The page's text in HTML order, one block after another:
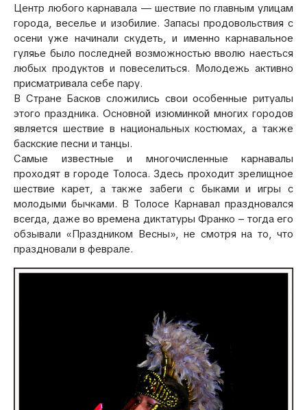
Центр любого карнавала — шествие по главным улицам
города, веселье и изобилие. Запасы продовольствия с
осени уже начинали скудеть, и именно карнавальное
гуляье было последней возможностью вволю наесться
любых продуктов и повеселиться. Молодежь активно
присматривала себе пару.
В Стране Басков сложились свои особенные ритуалы
этого праздника. Основной изюминкой многих городов
является шествие в национальных костюмах, а также
баскские песни и танцы.
Самые известные и многочисленные карнавалы
проходят в городе Толоса. Здесь проходит зрелищное
шествие карет, а также забеги с быками и игры с
молодыми бычками. В Толосе Карнавал праздновался
всегда, даже во времена диктатуры Франко – тогда его
обзывали «Праздником Весны», не смотря на то, что
праздновали в феврале.